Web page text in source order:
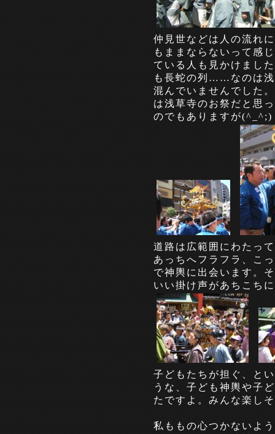
仲見世などは人の流れ
もままならないって感
ている人も見かけまし
も長蛇の列……なのは浅
混んでいませんでした
は浅草寺のお祭だと思
のでもありますが(^_^;)
道路は広範囲にわたっ
あっちへフラフラ、こ
で神輿に出会います。
いい掛け声があちこち
子どもたちが担ぐ、と
うな、子ども神輿や子
たですよ。みんな楽し
私ももの心つかないよ